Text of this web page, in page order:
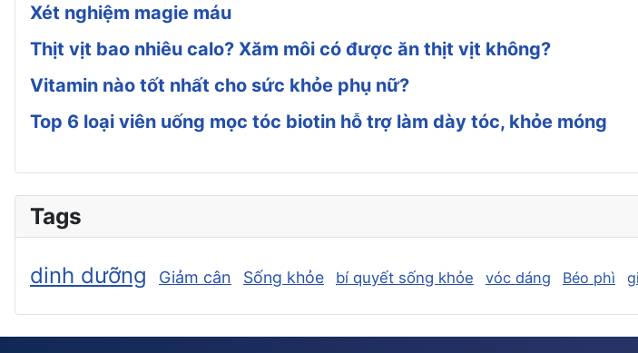
Xét nghiệm magie máu
Thịt vịt bao nhiêu calo? Xăm môi có được ăn thịt vịt không?
Vitamin nào tốt nhất cho sức khỏe phụ nữ?
Top 6 loại viên uống mọc tóc biotin hỗ trợ làm dày tóc, khỏe móng
Tags
dinh dưỡng Giảm cân Sống khỏe bí quyết sống khỏe vóc dáng Béo phì